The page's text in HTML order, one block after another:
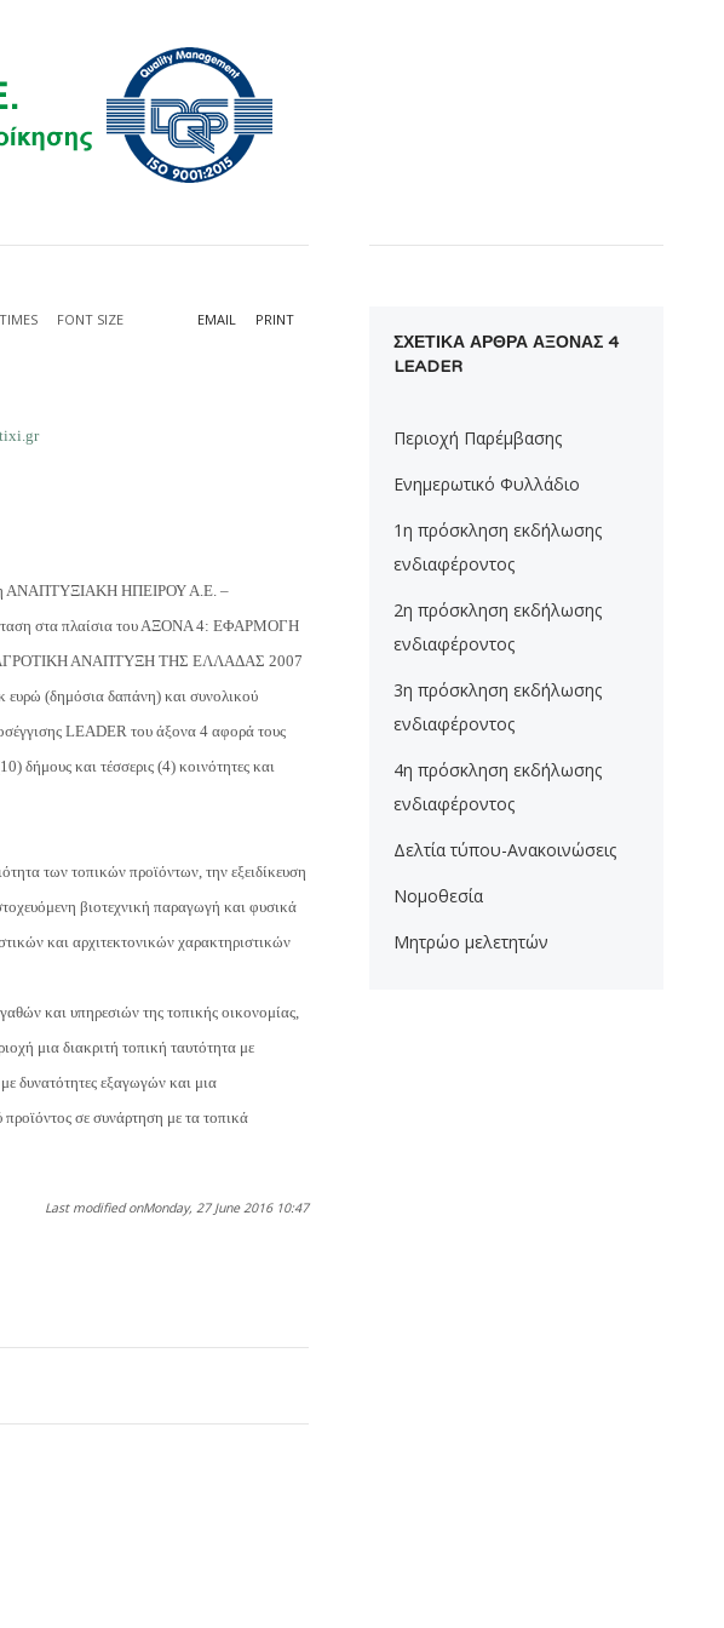
TIMES FONT SIZE PRINT
EMAIL
η ΑΝΑΠΤΥΞΙΑΚΗ ΗΠΕΙΡΟΥ Α.Ε. –
στα πλαίσια του ΑΞΟΝΑ 4: ΕΦΑΡΜΟΓΗ
ΑΝΑΠΤΥΞΗ ΤΗΣ ΕΛΛΑΔΑΣ 2007
(δημόσια δαπάνη) και συνολικού
LEADER του άξονα 4 αφορά τους
δήμους και τέσσερις (4) κοινότητες και
των τοπικών προϊόντων, την εξειδίκευση
βιοτεχνική παραγωγή και φυσικά
και αρχιτεκτονικών χαρακτηριστικών
και υπηρεσιών της τοπικής οικονομίας,
μια διακριτή τοπική ταυτότητα με
δυνατότητες εξαγωγών και μια
σε συνάρτηση με τα τοπικά
Last modified onMonday, 27 June 2016 10:47
ΣΧΕΤΙΚΑ ΑΡΘΡΑ ΑΞΟΝΑΣ 4
LEADER
Περιοχή Παρέμβασης
Ενημερωτικό Φυλλάδιο
1η πρόσκληση εκδήλωσης
ενδιαφέροντος
2η πρόσκληση εκδήλωσης
ενδιαφέροντος
3η πρόσκληση εκδήλωσης
ενδιαφέροντος
4η πρόσκληση εκδήλωσης
ενδιαφέροντος
Δελτία τύπου-Ανακοινώσεις
Νομοθεσία
Μητρώο μελετητών